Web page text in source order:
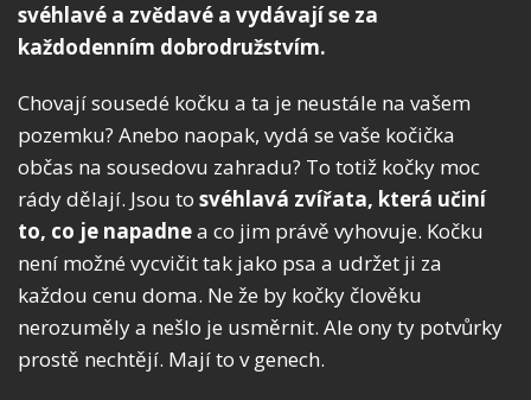
svéhlavé a zvědavé a vydávají se za
každodenním dobrodružstvím.
Chovají sousedé kočku a ta je neustále na vašem
pozemku? Anebo naopak, vydá se vaše kočička
občas na sousedovu zahradu? To totiž kočky moc
rády dělají. Jsou to svéhlavá zvířata, která učiní
to, co je napadnea co jim právě vyhovuje. Kočku
není možné vycvičit tak jako psa a udržet ji za
každou cenu doma. Ne že by kočky člověku
nerozuměly a nešlo je usměrnit. Ale ony ty potvůrky
prostě nechtějí. Mají to v genech.